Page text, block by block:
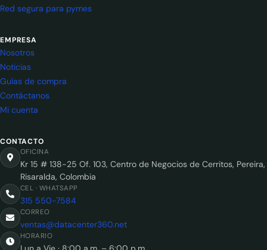
Red segura para pymes
EMPRESA
Nosotros
Noticias
Guías de compra
Contáctanos
Mi cuenta
CONTACTO
OFICINA
Kr 15 # 138-25 Of. 103, Centro de Negocios de Cerritos, Pereira,
Risaralda, Colombia
CEL · WHATSAPP
315 550-7584
CORREO
ventas@datacenter360.net
HORARIO